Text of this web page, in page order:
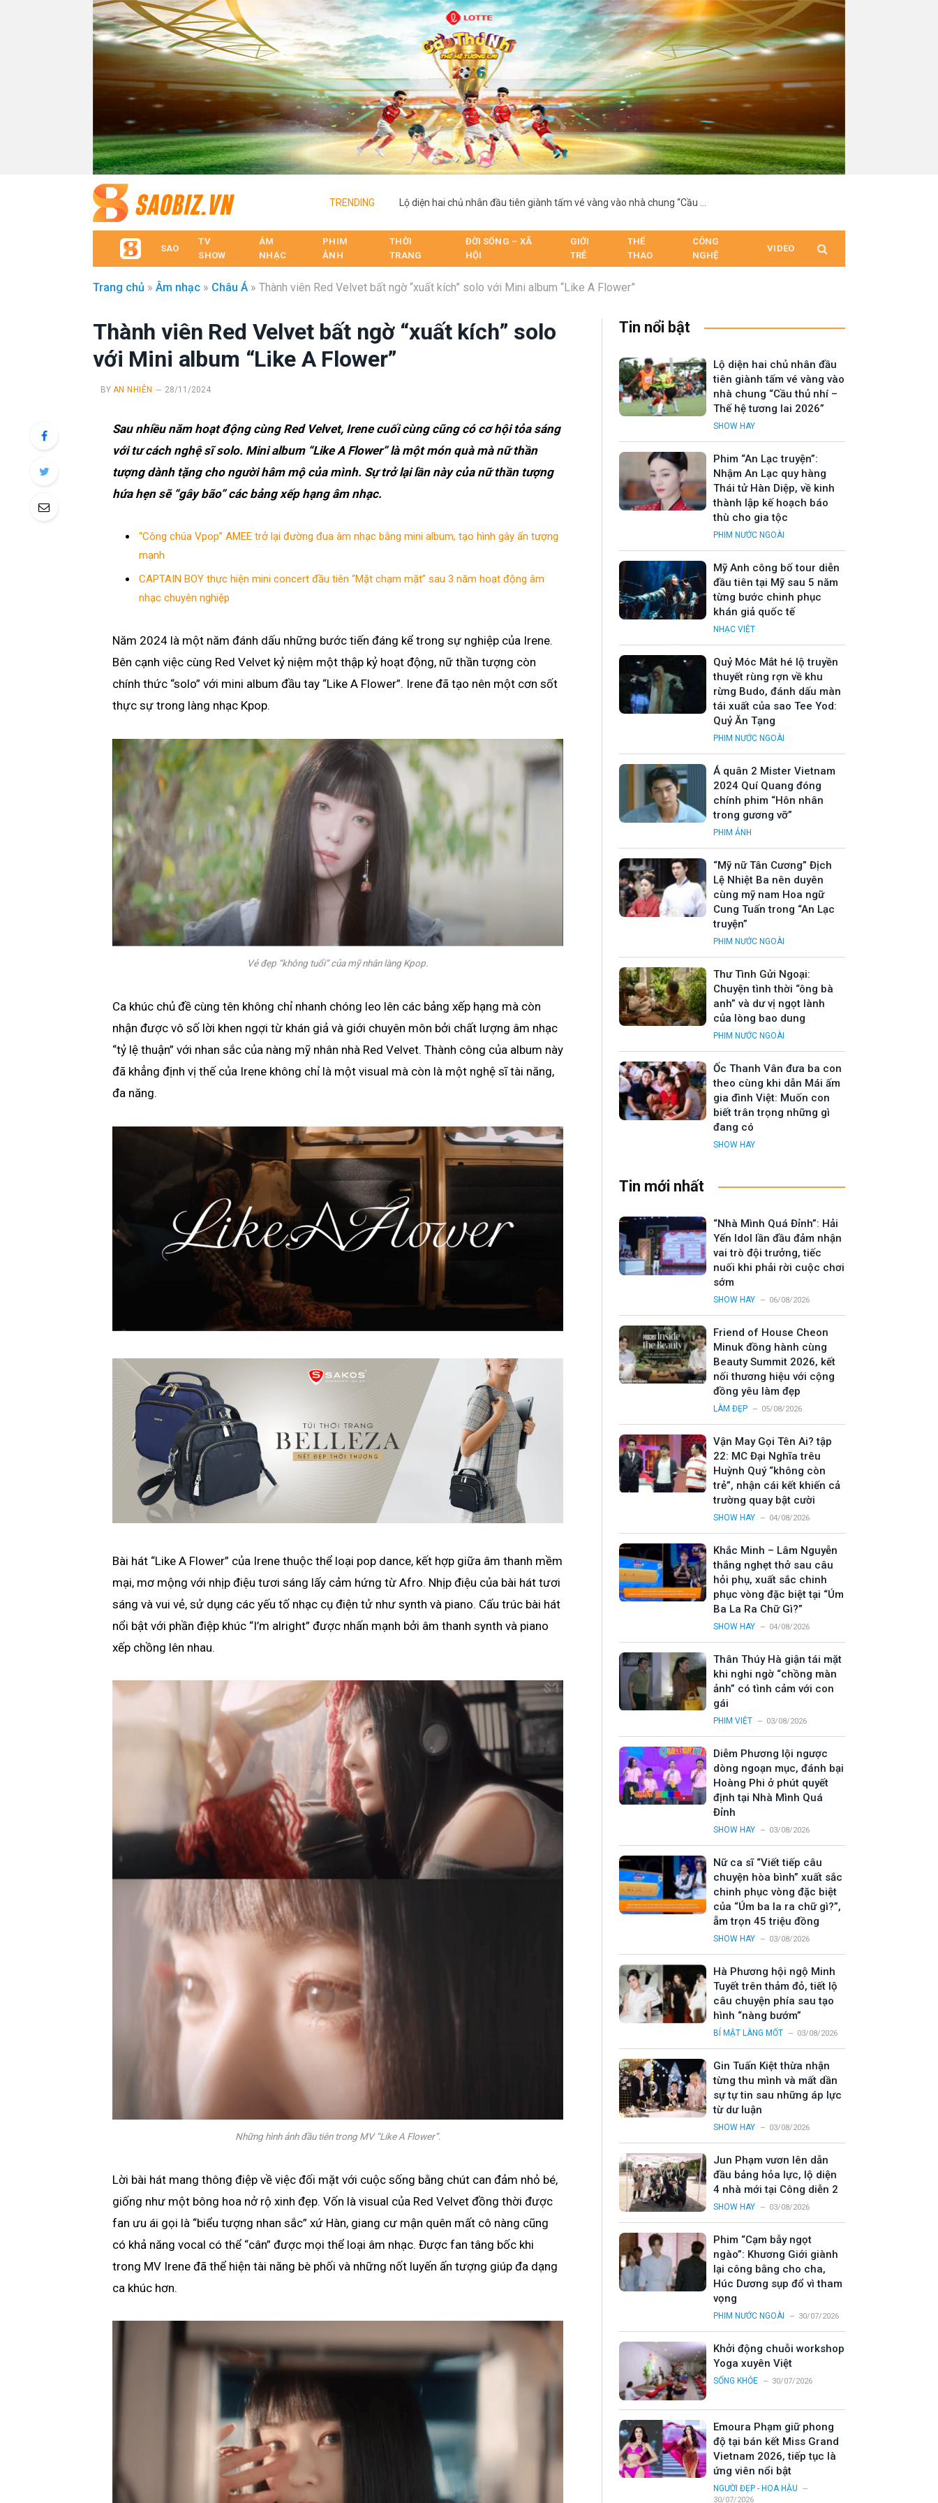
TRENDING
SAO
TV
SHOW
ÂM
NHẠC
PHIM
ẢNH
THỜI
TRANG
ĐỜI SỐNG – XÃ
HỘI
GIỚI
TRẺ
THỂ
THAO
CÔNG
NGHỆ
VIDEO
Trang chủ » Âm nhạc » Châu Á » Thành viên Red Velvet bất ngờ “xuất kích” solo với Mini album “Like A Flower”
Thành viên Red Velvet bất ngờ “xuất kích” solo
với Mini album “Like A Flower”
BY AN NHIÊN 28/11/2024
Sau nhiều năm hoạt động cùng Red Velvet, Irene cuối cùng cũng có cơ hội tỏa sáng
với tư cách nghệ sĩ solo. Mini album “Like A Flower” là một món quà mà nữ thần
tượng dành tặng cho người hâm mộ của mình. Sự trở lại lần này của nữ thần tượng
hứa hẹn sẽ “gây bão” các bảng xếp hạng âm nhạc.
“Công chúa Vpop” AMEE trở lại đường đua âm nhạc bằng mini album, tạo hình gây ấn tượng
mạnh
CAPTAIN BOY thực hiện mini concert đầu tiên “Mặt chạm mặt” sau 3 năm hoạt động âm
nhạc chuyên nghiệp
Năm 2024 là một năm đánh dấu những bước tiến đáng kể trong sự nghiệp của Irene.
Bên cạnh việc cùng Red Velvet kỷ niệm một thập kỷ hoạt động, nữ thần tượng còn
chính thức “solo” với mini album đầu tay “Like A Flower”. Irene đã tạo nên một cơn sốt
thực sự trong làng nhạc Kpop.
Vẻ đẹp “không tuổi” của mỹ nhân làng Kpop.
Ca khúc chủ đề cùng tên không chỉ nhanh chóng leo lên các bảng xếp hạng mà còn
nhận được vô số lời khen ngợi từ khán giả và giới chuyên môn bởi chất lượng âm nhạc
“tỷ lệ thuận” với nhan sắc của nàng mỹ nhân nhà Red Velvet. Thành công của album này
đã khẳng định vị thế của Irene không chỉ là một visual mà còn là một nghệ sĩ tài năng,
đa năng.
Bài hát “Like A Flower” của Irene thuộc thể loại pop dance, kết hợp giữa âm thanh mềm
mại, mơ mộng với nhịp điệu tươi sáng lấy cảm hứng từ Afro. Nhịp điệu của bài hát tươi
sáng và vui vẻ, sử dụng các yếu tố nhạc cụ điện tử như synth và piano. Cấu trúc bài hát
nổi bật với phần điệp khúc “I’m alright” được nhấn mạnh bởi âm thanh synth và piano
xếp chồng lên nhau.
Những hình ảnh đầu tiên trong MV “Like A Flower”.
Lời bài hát mang thông điệp về việc đối mặt với cuộc sống bằng chút can đảm nhỏ bé,
giống như một bông hoa nở rộ xinh đẹp. Vốn là visual của Red Velvet đồng thời được
fan ưu ái gọi là “biểu tượng nhan sắc” xứ Hàn, giang cư mận quên mất cô nàng cũng
có khả năng vocal có thể “cân” được mọi thể loại âm nhạc. Được fan tâng bốc khi
trong MV Irene đã thể hiện tài năng bè phối và những nốt luyến ấn tượng giúp đa dạng
ca khúc hơn.
Tin nổi bật
Lộ diện hai chủ nhân đầu
tiên giành tấm vé vàng vào
nhà chung “Cầu thủ nhí –
Thế hệ tương lai 2026”
SHOW HAY
Phim “An Lạc truyện”:
Nhậm An Lạc quy hàng
Thái tử Hàn Diệp, về kinh
thành lập kế hoạch báo
thù cho gia tộc
PHIM NƯỚC NGOÀI
Mỹ Anh công bố tour diễn
đầu tiên tại Mỹ sau 5 năm
từng bước chinh phục
khán giả quốc tế
NHẠC VIỆT
Quỷ Móc Mắt hé lộ truyền
thuyết rùng rợn về khu
rừng Budo, đánh dấu màn
tái xuất của sao Tee Yod:
Quỷ Ăn Tạng
PHIM NƯỚC NGOÀI
Á quân 2 Mister Vietnam
2024 Quí Quang đóng
chính phim “Hôn nhân
trong gương vỡ”
PHIM ẢNH
“Mỹ nữ Tân Cương” Địch
Lệ Nhiệt Ba nên duyên
cùng mỹ nam Hoa ngữ
Cung Tuấn trong “An Lạc
truyện”
PHIM NƯỚC NGOÀI
Thư Tình Gửi Ngoại:
Chuyện tình thời “ông bà
anh” và dư vị ngọt lành
của lòng bao dung
PHIM NƯỚC NGOÀI
Ốc Thanh Vân đưa ba con
theo cùng khi dẫn Mái ấm
gia đình Việt: Muốn con
biết trân trọng những gì
đang có
SHOW HAY
Tin mới nhất
“Nhà Mình Quá Đỉnh”: Hải
Yến Idol lần đầu đảm nhận
vai trò đội trưởng, tiếc
nuối khi phải rời cuộc chơi
sớm
SHOW HAY 06/08/2026
Friend of House Cheon
Minuk đồng hành cùng
Beauty Summit 2026, kết
nối thương hiệu với cộng
đồng yêu làm đẹp
LÀM ĐẸP 05/08/2026
Vận May Gọi Tên Ai? tập
22: MC Đại Nghĩa trêu
Huỳnh Quý “không còn
trẻ”, nhận cái kết khiến cả
trường quay bật cười
SHOW HAY 04/08/2026
Khắc Minh – Lâm Nguyễn
thắng nghẹt thở sau câu
hỏi phụ, xuất sắc chinh
phục vòng đặc biệt tại “Úm
Ba La Ra Chữ Gì?”
SHOW HAY 04/08/2026
Thân Thúy Hà giận tái mặt
khi nghi ngờ “chồng màn
ảnh” có tình cảm với con
gái
PHIM VIỆT 03/08/2026
Diễm Phương lội ngược
dòng ngoạn mục, đánh bại
Hoàng Phi ở phút quyết
định tại Nhà Mình Quá
Đỉnh
SHOW HAY 03/08/2026
Nữ ca sĩ “Viết tiếp câu
chuyện hòa bình” xuất sắc
chinh phục vòng đặc biệt
của “Úm ba la ra chữ gì?”,
ẵm trọn 45 triệu đồng
SHOW HAY 03/08/2026
Hà Phương hội ngộ Minh
Tuyết trên thảm đỏ, tiết lộ
câu chuyện phía sau tạo
hình “nàng bướm”
BÍ MẬT LÀNG MỐT 03/08/2026
Gin Tuấn Kiệt thừa nhận
từng thu mình và mất dần
sự tự tin sau những áp lực
từ dư luận
SHOW HAY 03/08/2026
Jun Phạm vươn lên dẫn
đầu bảng hỏa lực, lộ diện
4 nhà mới tại Công diễn 2
SHOW HAY 03/08/2026
Phim “Cạm bẫy ngọt
ngào”: Khương Giới giành
lại công bằng cho cha,
Húc Dương sụp đổ vì tham
vọng
PHIM NƯỚC NGOÀI 30/07/2026
Khởi động chuỗi workshop
Yoga xuyên Việt
SỐNG KHỎE 30/07/2026
Emoura Phạm giữ phong
độ tại bán kết Miss Grand
Vietnam 2026, tiếp tục là
ứng viên nổi bật
NGƯỜI ĐẸP - HOA HẬU
30/07/2026